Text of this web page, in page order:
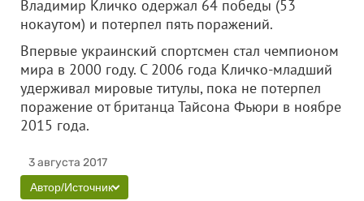
Владимир Кличко одержал 64 победы (53
нокаутом) и потерпел пять поражений.
Впервые украинский спортсмен стал чемпионом
мира в 2000 году. С 2006 года Кличко-младший
удерживал мировые титулы, пока не потерпел
поражение от британца Тайсона Фьюри в ноябре
2015 года.
3 августа 2017
Автор/Источник